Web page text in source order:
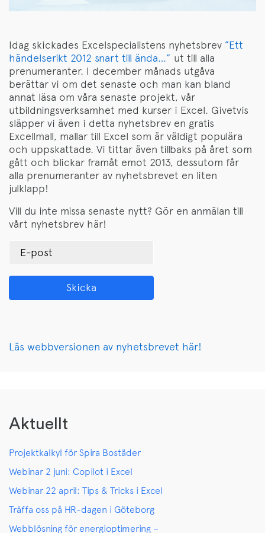
Idag skickades Excelspecialistens nyhetsbrev ”Ett
händelserikt 2012 snart till ända…” ut till alla
prenumeranter. I december månads utgåva
berättar vi om det senaste och man kan bland
annat läsa om våra senaste projekt, vår
utbildningsverksamhet med kurser i Excel. Givetvis
släpper vi även i detta nyhetsbrev en gratis
Excellmall, mallar till Excel som är väldigt populära
och uppskattade. Vi tittar även tillbaks på året som
gått och blickar framåt emot 2013, dessutom får
alla prenumeranter av nyhetsbrevet en liten
julklapp!
Vill du inte missa senaste nytt? Gör en anmälan till
vårt nyhetsbrev här!
Läs webbversionen av nyhetsbrevet här!
Aktuellt
Projektkalkyl för Spira Bostäder
Webinar 2 juni: Copilot i Excel
Webinar 22 april: Tips & Tricks i Excel
Träffa oss på HR-dagen i Göteborg
Webblösning för energioptimering –